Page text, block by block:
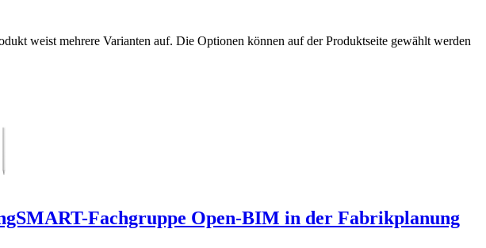
weist mehrere Varianten auf. Die Optionen können auf der Produktseite gewählt werden
Fachgruppe Open-BIM in der Fabrikplanung